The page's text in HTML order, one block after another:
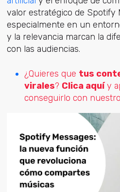
valor estratégico de Spotify
especialmente en un
y la relevancia marcan la
con las audiencias.
¿Quieres que tus
virales? Clica aquíy
conseguirlo con